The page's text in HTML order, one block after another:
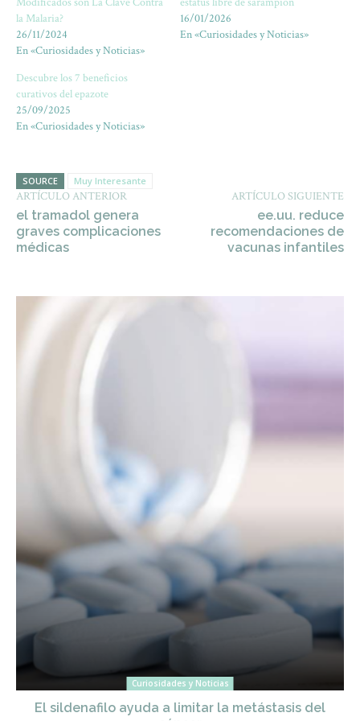
la Malaria?
26/11/2024
En «Curiosidades y Noticias»
16/01/2026
En «Curiosidades y Noticias»
Descubre los 7 beneficios
curativos del epazote
25/09/2025
En «Curiosidades y Noticias»
SOURCE Muy Interesante
ARTÍCULO ANTERIOR
el tramadol genera
graves complicaciones
médicas
ARTÍCULO SIGUIENTE
ee.uu. reduce
recomendaciones de
vacunas infantiles
Curiosidades y Noticias
El sildenafilo ayuda a limitar la metástasis del